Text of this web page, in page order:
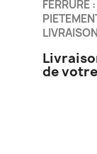
FERRURE :
LIVRAISON
de